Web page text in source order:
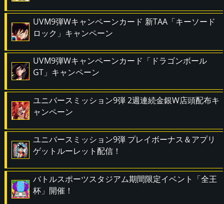
UVM9弾Wキャンペーンカード 新TAA「キーソード
ロック」キャンペーン
UVM9弾Wキャンペーンカード「ドラゴンボール
GT」キャンペーン
ユニバースミッション9弾 2週連続金銀W店頭配布キ
ャンペーン
ユニバースミッション9弾 プレイボーナス＆アプリ
ゲットルーレット配信！
バトルスポーツスタジアム期間限定イベント「全王
杯」開催！